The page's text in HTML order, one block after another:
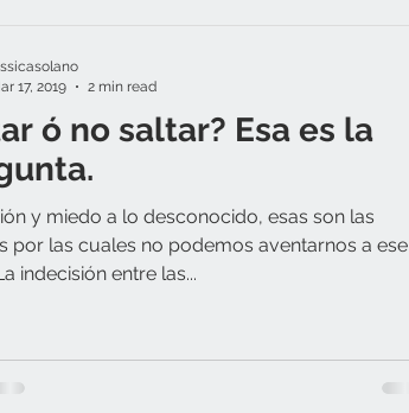
ó no saltar? Esa es la
y miedo a lo desconocido, esas son las
por las cuales no podemos aventarnos a ese
indecisión entre las...
17, 2019
2 min read